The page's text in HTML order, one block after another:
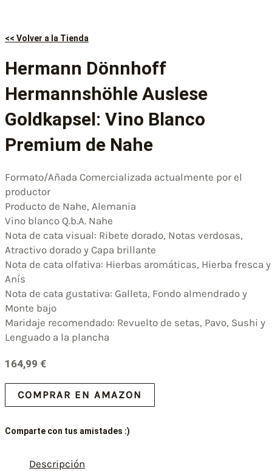
<< Volver a la Tienda
Hermann Dönnhoff
Hermannshöhle Auslese
Goldkapsel: Vino Blanco
Premium de Nahe
Formato/Añada Comercializada actualmente por el
productor
Producto de Nahe, Alemania
Vino blanco Q.b.A. Nahe
Nota de cata visual: Ribete dorado, Notas verdosas,
Atractivo dorado y Capa brillante
Nota de cata olfativa: Hierbas aromáticas, Hierba fresca y
Anís
Nota de cata gustativa: Galleta, Fondo almendrado y
Monte bajo
Maridaje recomendado: Revuelto de setas, Pavo, Sushi y
Lenguado a la plancha
164,99 €
COMPRAR EN AMAZON
Comparte con tus amistades :)
Descripción